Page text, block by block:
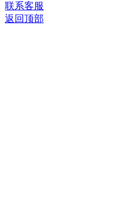
联系客服
返回顶部